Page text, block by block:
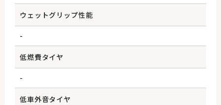
ウェットグリップ性能
-
低燃費タイヤ
-
低車外音タイヤ